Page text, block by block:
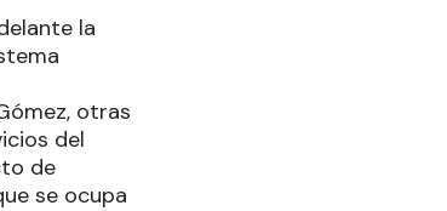
la
otras
del
de
se ocupa